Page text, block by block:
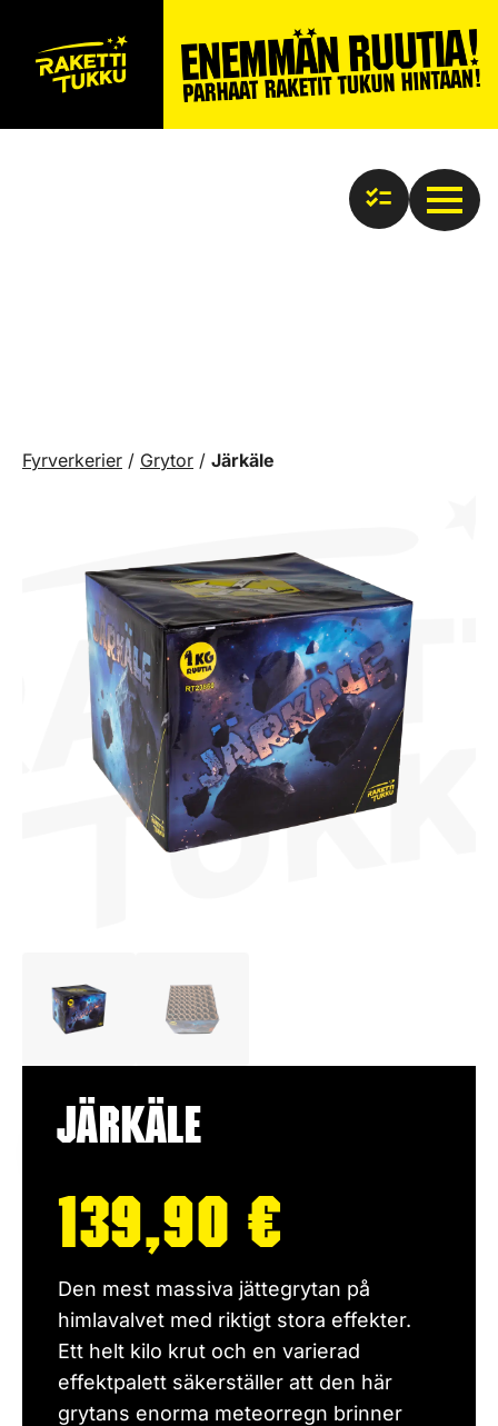
Fyrverkerier / Grytor / Järkäle
Järkäle
139,90 €
Den mest massiva jättegrytan på
himlavalvet med riktigt stora effekter.
Ett helt kilo krut och en varierad
effektpalett säkerställer att den här
grytans enorma meteorregn brinner